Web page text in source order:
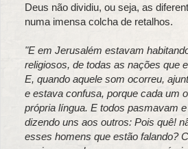
Deus não dividiu, ou seja, as
numa imensa colcha de retalhos.
"E em Jerusalém estavam
religiosos, de todas as nações que
E, quando aquele som ocorreu,
e estava confusa, porque cada um
própria língua. E todos pasmavam
dizendo uns aos outros: Pois quê!
esses homens que estão falando?